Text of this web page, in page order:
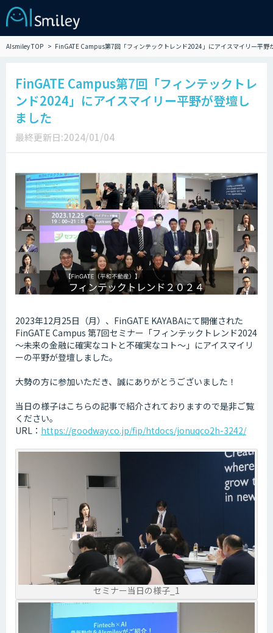
AIsmiley TOP FinGATE Campus第7回「フィンテックトレンド2024」にアイスマイリー平野
FinGATE Campus第7回「フィンテックトレ
ンド2024」にアイスマイリー平野が登壇し
ました
最終更新日:2024/01/04
2023年12月25日（月）、FinGATE KAYABAにて開催された
FinGATE Campus 第7回セミナー「フィンテックトレンド2024
～未来の金融に確実なコトと不確実なコト～」にアイスマイリ
ーの平野が登壇しました。
大勢の方に参加いただき、誠にありがとうございました！
当日の様子はこちらの記事で紹介されておりますので是非ご覧
ください。
URL： https://goodway.co.jp/fip/htdocs/jonuqco2h-3242/
セミナー当日の様子_1